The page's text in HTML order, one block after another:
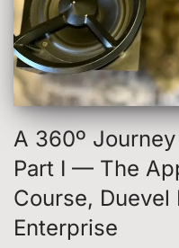
A 360º
Part I — The
Course, Duevel
Enterprise